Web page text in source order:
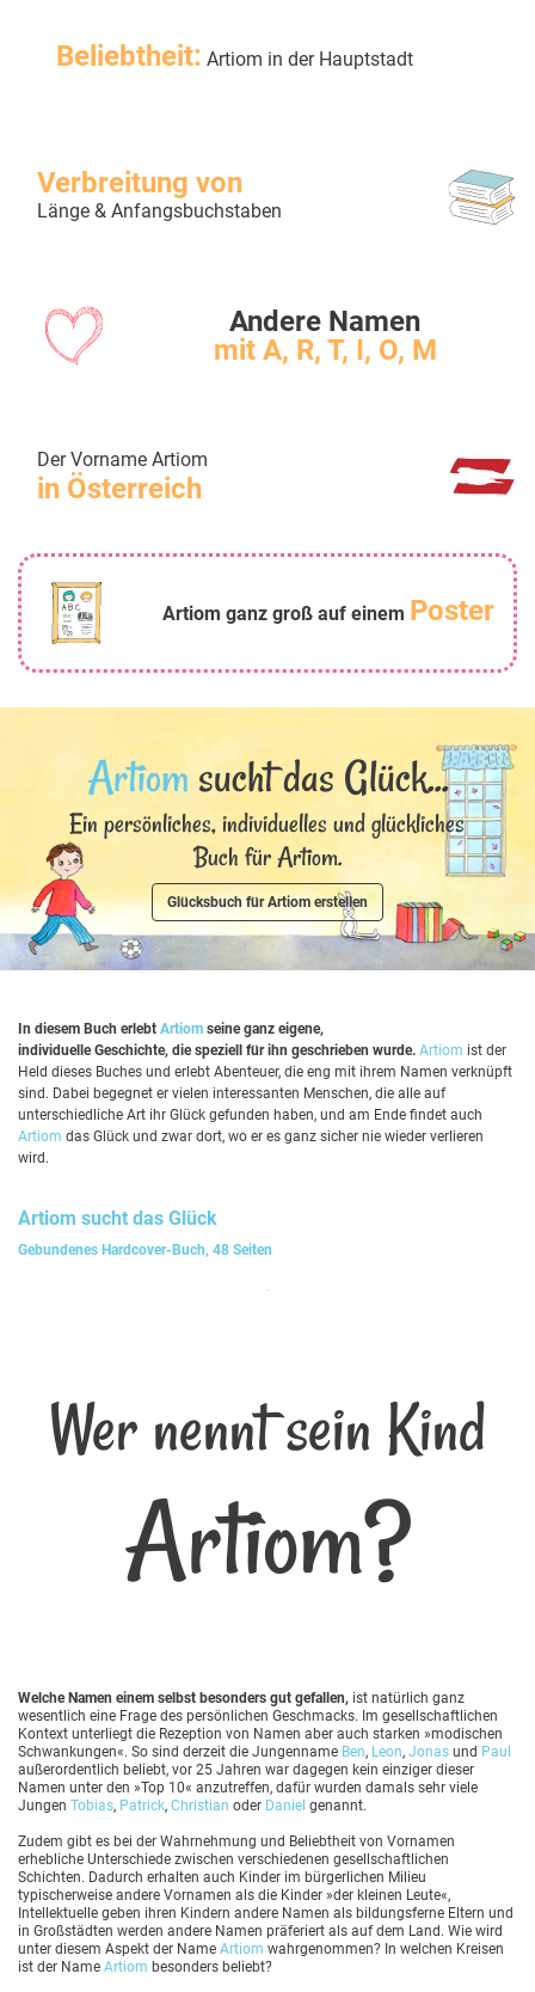
Beliebtheit: Artiom in der Hauptstadt
Verbreitung von
Länge & Anfangsbuchstaben
Andere Namen
mit A, R, T, I, O, M
Der Vorname Artiom
in Österreich
Artiom ganz groß auf einem Poster
Artiomsucht das Glück...
Ein persönliches, individuelles und glückliches
Buch für Artiom.
Glücksbuch für Artiom erstellen
In diesem Buch erlebt Artiom seine ganz eigene,
individuelle Geschichte, die speziell für ihn geschrieben wurde. Artiom ist der
Held dieses Buches und erlebt Abenteuer, die eng mit ihrem Namen verknüpft
sind. Dabei begegnet er vielen interessanten Menschen, die alle auf
unterschiedliche Art ihr Glück gefunden haben, und am Ende findet auch
Artiom das Glück und zwar dort, wo er es ganz sicher nie wieder verlieren
wird.
Artiom sucht das Glück
Gebundenes Hardcover-Buch, 48 Seiten
Wer nennt sein Kind
Artiom?
Welche Namen einem selbst besonders gut gefallen, ist natürlich ganz
wesentlich eine Frage des persönlichen Geschmacks. Im gesellschaftlichen
Kontext unterliegt die Rezeption von Namen aber auch starken »modischen
Schwankungen«. So sind derzeit die Jungenname Ben, Leon, Jonas und Paul
außerordentlich beliebt, vor 25 Jahren war dagegen kein einziger dieser
Namen unter den »Top 10« anzutreffen, dafür wurden damals sehr viele
Jungen Tobias, Patrick, Christian oder Daniel genannt.
Zudem gibt es bei der Wahrnehmung und Beliebtheit von Vornamen
erhebliche Unterschiede zwischen verschiedenen gesellschaftlichen
Schichten. Dadurch erhalten auch Kinder im bürgerlichen Milieu
typischerweise andere Vornamen als die Kinder »der kleinen Leute«,
Intellektuelle geben ihren Kindern andere Namen als bildungsferne Eltern und
in Großstädten werden andere Namen präferiert als auf dem Land. Wie wird
unter diesem Aspekt der Name Artiom wahrgenommen? In welchen Kreisen
ist der Name Artiom besonders beliebt?